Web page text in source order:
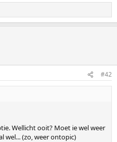
#42
Wellicht ooit? Moet ie wel weer
wel... (zo, weer ontopic)